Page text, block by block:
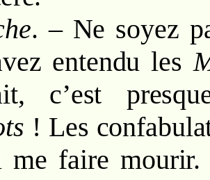
. – Ne soyez
entendu les
c’est
! Les
faire mourir.